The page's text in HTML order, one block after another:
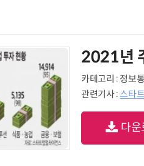
2021년
카테고리 : 정보
관련기사 :스타
다운